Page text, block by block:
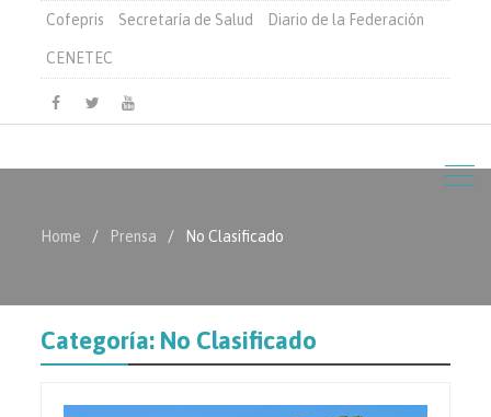
Cofepris Secretaría de Salud Diario de la Federación
CENETEC
Facebook
TwitterYoutube
Home Prensa No Clasificado
Categoría: No Clasificado